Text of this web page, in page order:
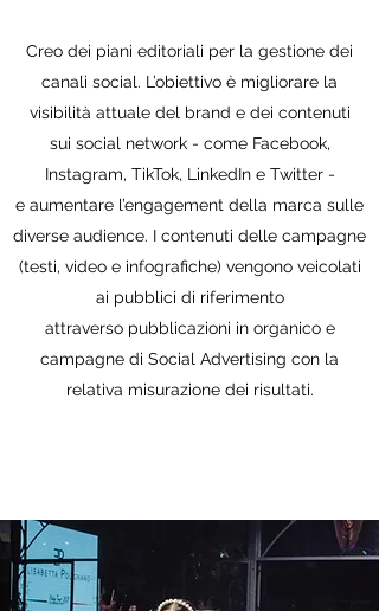
Creo dei piani editoriali per la gestione dei
canali social. L’obiettivo è migliorare la
visibilità attuale del brand e dei contenuti
sui social network - come Facebook,
Instagram, TikTok, LinkedIn e Twitter -
e aumentare l’engagement della marca sulle
diverse audience. I contenuti delle campagne
(testi, video e infografiche) vengono veicolati
ai pubblici di riferimento
attraverso pubblicazioni in organico e
campagne di Social Advertising con la
relativa misurazione dei risultati.